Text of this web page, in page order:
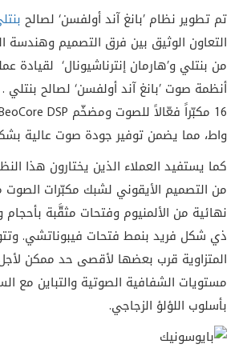
تم تطوير نظام ’بانغ آند أولفسن‘ لصالح
التعاون الوثيق بين فرق التصميم
من بنتلي و’هارمان إنترناشيونال‘ لقيادة
أنظمة صوت ’بانغ آند أولفسن‘ لصالح بنتلي
16 مكبّراً فعّالاً للصوت ومضخّم DSP
واط، مما يضمن توفير جودة صوت عالية
كما يستفيد العملاء الذين يختارون هذا
من التصميم الأيقوني لشبك مكبّرات
نهائية من الألمنيوم وفتحات مثقَّبة بأحجام
ذي شكل فريد بنمط فتحات فيبوناتشي.
المتزاوية قرب بعضها لأقصى حد ممكن
مستويات الشفافية الصوتية والتباين مع
بأسلوب اللؤلؤ الزجاجي.